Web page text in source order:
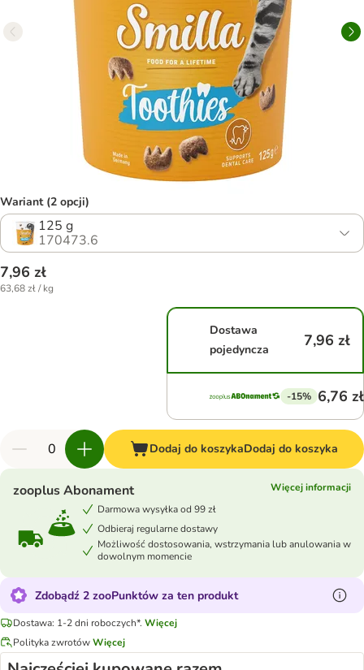
Wariant (2 opcji)
125 g
170473.6
7,96 zł
63,68 zł / kg
Dostawa
pojedyncza
7,96 zł
-15% 6,76 zł
Dodaj do koszykaDodaj do koszyka
zooplus Abonament
Więcej informacji
Darmowa wysyłka od 99 zł
Odbieraj regularne dostawy
Możliwość dostosowania, wstrzymania lub anulowania w
dowolnym momencie
Zdobądź 2 zooPunktów za ten produkt
Dostawa: 1-2 dni roboczych*. Więcej
Polityka zwrotówWięcej